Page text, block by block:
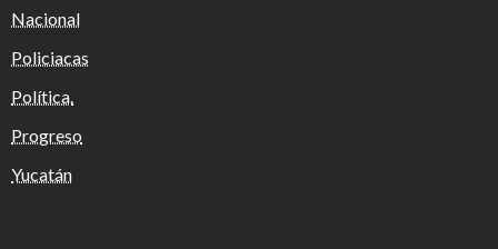
Nacional
Policiacas
Política.
Progreso
Yucatán